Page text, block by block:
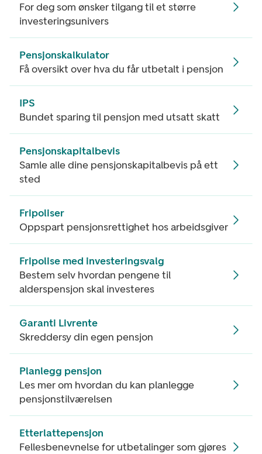
For deg som ønsker tilgang til et større
investeringsunivers
Pensjonskalkulator
Få oversikt over hva du får utbetalt i pensjon
IPS
Bundet sparing til pensjon med utsatt skatt
Pensjonskapitalbevis
Samle alle dine pensjonskapitalbevis på ett
sted
Fripoliser
Oppspart pensjonsrettighet hos arbeidsgiver
Fripolise med investeringsvalg
Bestem selv hvordan pengene til
alderspensjon skal investeres
Garanti Livrente
Skreddersy din egen pensjon
Planlegg pensjon
Les mer om hvordan du kan planlegge
pensjonstilværelsen
Etterlattepensjon
Fellesbenevnelse for utbetalinger som gjøres